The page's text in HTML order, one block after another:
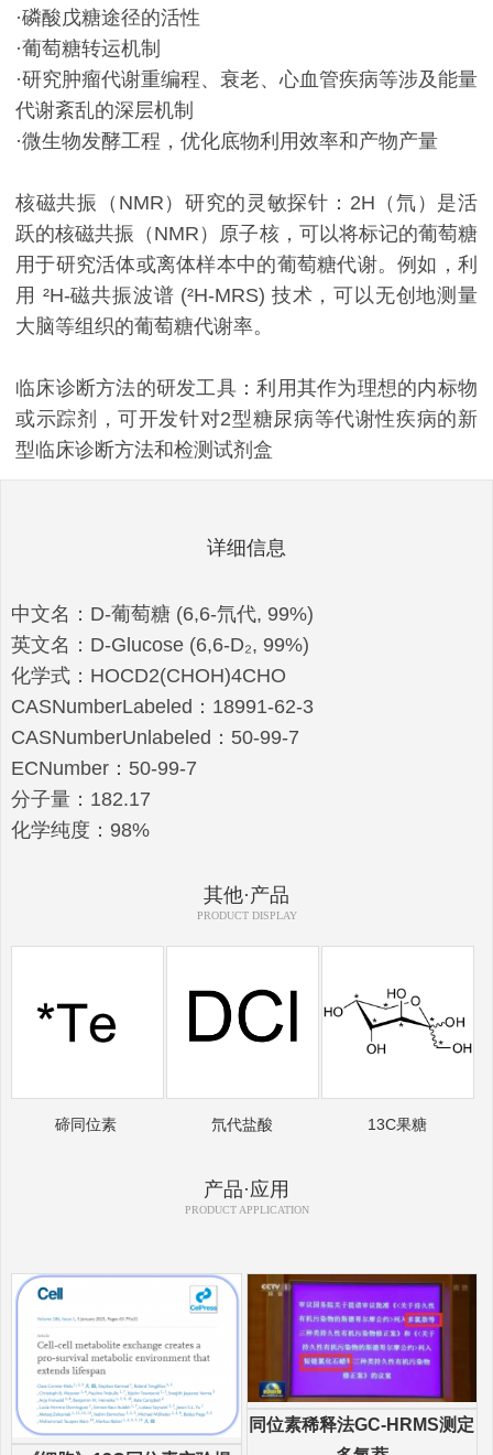
·磷酸戊糖途径的活性
·葡萄糖转运机制
·研究肿瘤代谢重编程、衰老、心血管疾病等涉及能量
代谢紊乱的深层机制
·微生物发酵工程，优化底物利用效率和产物产量
核磁共振（NMR）研究的灵敏探针：2H（氘）是活
跃的核磁共振（NMR）原子核，可以将标记的葡萄糖
用于研究活体或离体样本中的葡萄糖代谢。例如，利
用 ²H-磁共振波谱 (²H-MRS) 技术，可以无创地测量
大脑等组织的葡萄糖代谢率。
临床诊断方法的研发工具：利用其作为理想的内标物
或示踪剂，可开发针对2型糖尿病等代谢性疾病的新
型临床诊断方法和检测试剂盒
详细信息
中文名：D-葡萄糖 (6,6-氘代, 99%)
英文名：D-Glucose (6,6-D₂, 99%)
化学式：HOCD2(CHOH)4CHO
CASNumberLabeled：18991-62-3
CASNumberUnlabeled：50-99-7
ECNumber：50-99-7
分子量：182.17
化学纯度：98%
其他·产品
PRODUCT DISPLAY
碲同位素 氘代盐酸 13C果糖
产品·应用
PRODUCT APPLICATION
同位素稀释法GC-HRMS测定